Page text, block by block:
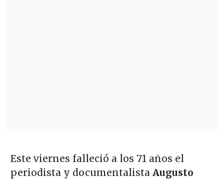
Este viernes falleció a los 71 años el
periodista y documentalista Augusto